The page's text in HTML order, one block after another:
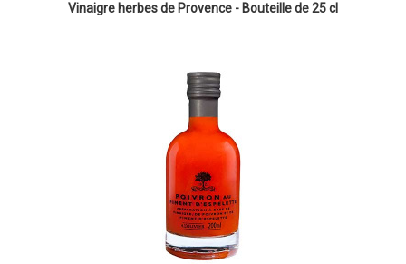
Vinaigre herbes de Provence - Bouteille de 25 cl